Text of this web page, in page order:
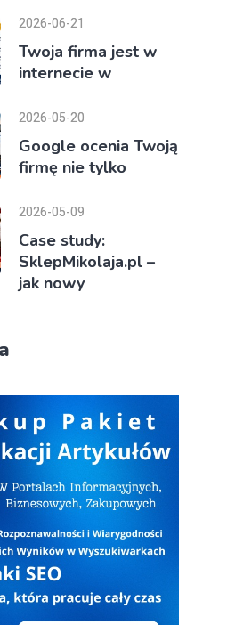
2026-06-21
Twoja firma jest w
internecie w
2026-05-20
Google ocenia Twoją
firmę nie tylko
2026-05-09
Case study:
SklepMikolaja.pl –
jak nowy